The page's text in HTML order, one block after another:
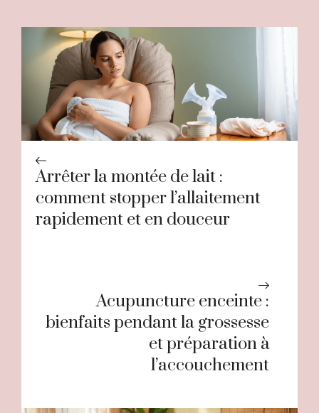
Arrêter la montée de lait :
comment stopper l’allaitement
rapidement et en douceur
Acupuncture enceinte :
bienfaits pendant la grossesse
et préparation à
l’accouchement